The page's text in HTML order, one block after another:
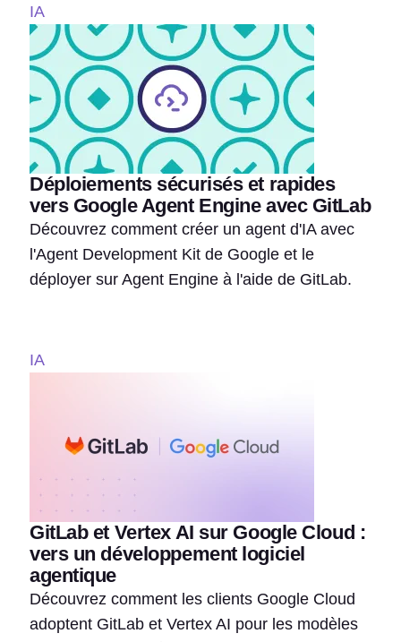
IA
Déploiements sécurisés et rapides
vers Google Agent Engine avec GitLab
Découvrez comment créer un agent d'IA avec
l'Agent Development Kit de Google et le
déployer sur Agent Engine à l'aide de GitLab.
IA
GitLab et Vertex AI sur Google Cloud :
vers un développement logiciel
agentique
Découvrez comment les clients Google Cloud
adoptent GitLab et Vertex AI pour les modèles